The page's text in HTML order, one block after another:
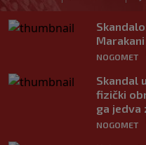
NOGOMET
Skandal
fizički
ga jedva
NOGOMET